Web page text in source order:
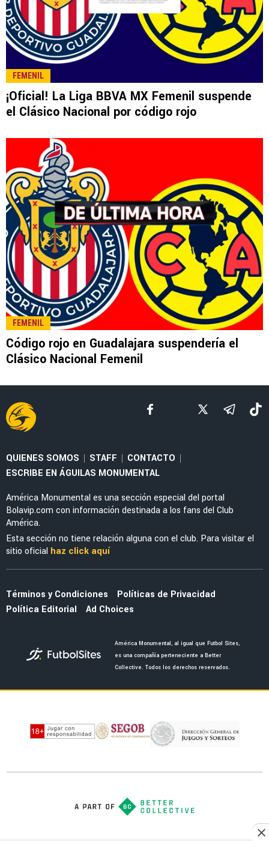
LEE TAMBIÉN
LIGA MX
Lo que tiene que pasar para que haya Clásico
Nacional en Semifinales
América Femenil pierde importante ventaja y
cae en el Clásico Nacional ante Chivas